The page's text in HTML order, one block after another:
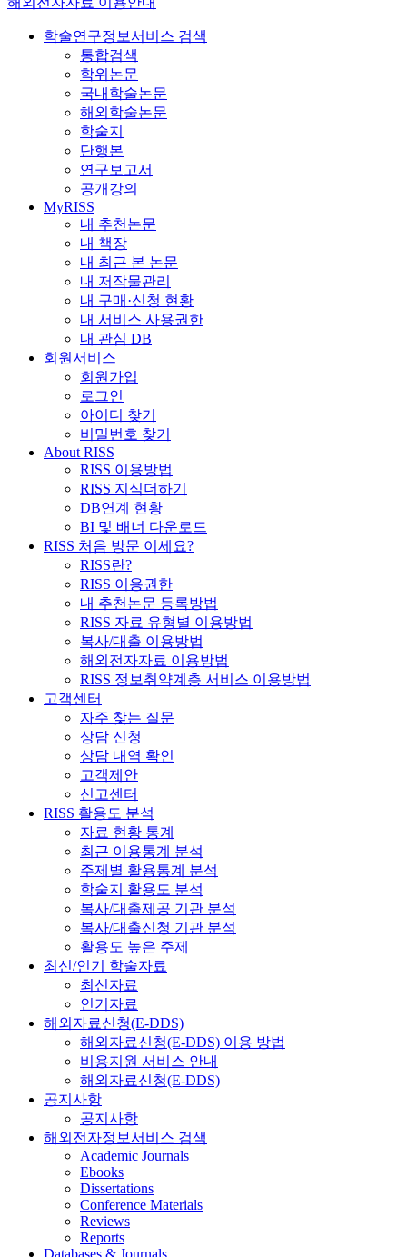
학술연구정보서비스 검색
통합검색
학위논문
국내학술논문
해외학술논문
학술지
단행본
연구보고서
공개강의
MyRISS
내 추천논문
내 책장
내 최근 본 논문
내 저작물관리
내 구매·신청 현황
내 서비스 사용권한
내 관심 DB
회원서비스
회원가입
로그인
아이디 찾기
비밀번호 찾기
About RISS
RISS 이용방법
RISS 지식더하기
DB연계 현황
BI 및 배너 다운로드
RISS 처음 방문 이세요?
RISS란?
RISS 이용권한
내 추천논문 등록방법
RISS 자료 유형별 이용방법
복사/대출 이용방법
해외전자자료 이용방법
RISS 정보취약계층 서비스 이용방법
고객센터
자주 찾는 질문
상담 신청
상담 내역 확인
고객제안
신고센터
RISS 활용도 분석
자료 현황 통계
최근 이용통계 분석
주제별 활용통계 분석
학술지 활용도 분석
복사/대출제공 기관 분석
복사/대출신청 기관 분석
활용도 높은 주제
최신/인기 학술자료
최신자료
인기자료
해외자료신청(E-DDS)
해외자료신청(E-DDS) 이용 방법
비용지원 서비스 안내
해외자료신청(E-DDS)
공지사항
공지사항
해외전자정보서비스 검색
Academic Journals
Ebooks
Dissertations
Conference Materials
Reviews
Reports